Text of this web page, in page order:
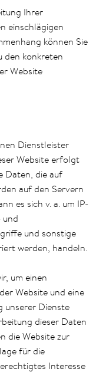
Ihrer
einschlägigen
können Sie
den konkreten
Website
Dienstleister
Website erfolgt
Daten, die auf
auf den Servern
es sich v. a. um IP-
und
und sonstige
werden, handeln.
um einen
Website und eine
unserer Dienste
dieser Daten
die Website zur
für die
Interesse